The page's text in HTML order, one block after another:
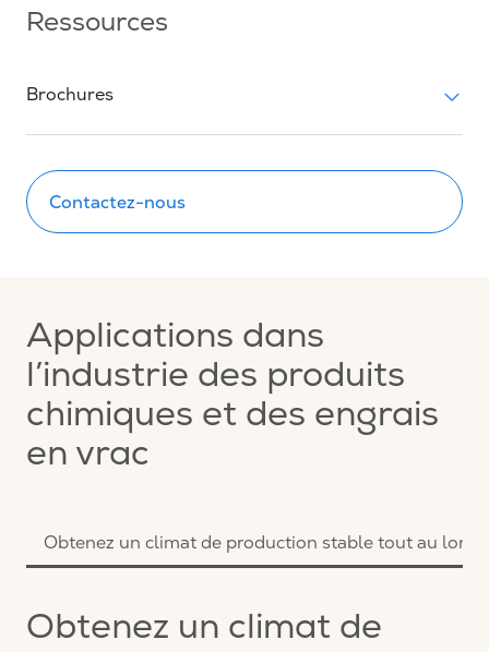
Ressources
Brochures
Contactez-nous
Applications dans
l’industrie des produits
chimiques et des engrais
en vrac
Obtenez un climat de production stable tout au long
Obtenez un climat de